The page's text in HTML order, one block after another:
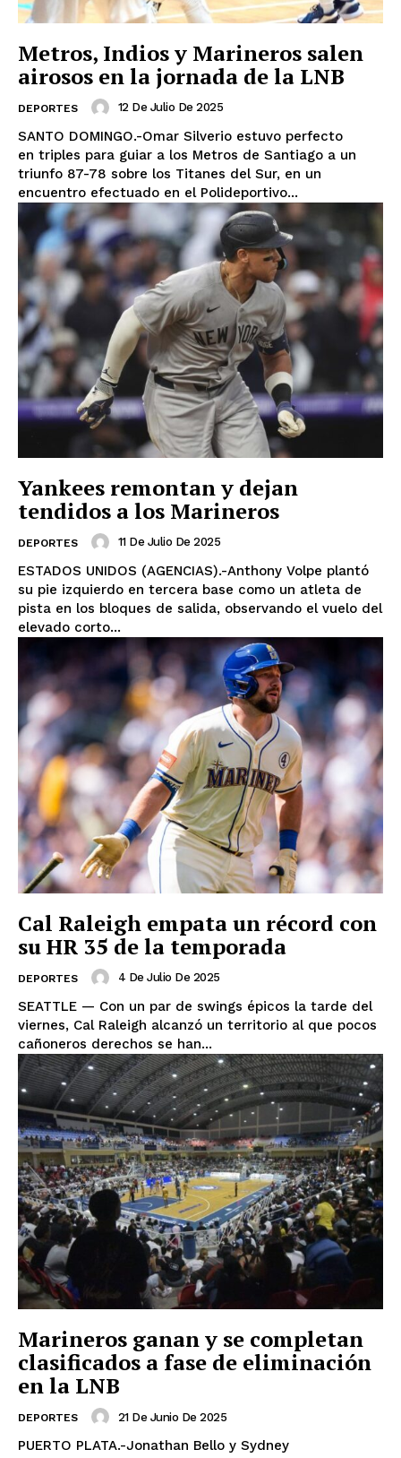
Metros, Indios y Marineros salen
airosos en la jornada de la LNB
DEPORTES 12 De Julio De 2025
SANTO DOMINGO.-Omar Silverio estuvo perfecto
en triples para guiar a los Metros de Santiago a un
triunfo 87-78 sobre los Titanes del Sur, en un
encuentro efectuado en el Polideportivo...
Yankees remontan y dejan
tendidos a los Marineros
DEPORTES 11 De Julio De 2025
ESTADOS UNIDOS (AGENCIAS).-Anthony Volpe plantó
su pie izquierdo en tercera base como un atleta de
pista en los bloques de salida, observando el vuelo del
elevado corto...
Cal Raleigh empata un récord con
su HR 35 de la temporada
DEPORTES 4 De Julio De 2025
SEATTLE — Con un par de swings épicos la tarde del
viernes, Cal Raleigh alcanzó un territorio al que pocos
cañoneros derechos se han...
Marineros ganan y se completan
clasificados a fase de eliminación
en la LNB
DEPORTES 21 De Junio De 2025
PUERTO PLATA.-Jonathan Bello y Sydney